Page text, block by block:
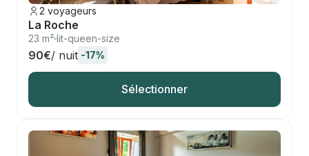
2 voyageurs
La Roche
23 m² lit-queen-size
90€/ nuit -17%
Sélectionner